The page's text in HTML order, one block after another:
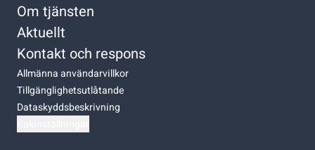
Om tjänsten
Aktuellt
Kontakt och respons
Allmänna användarvillkor
Tillgänglighetsutlåtande
Dataskyddsbeskrivning